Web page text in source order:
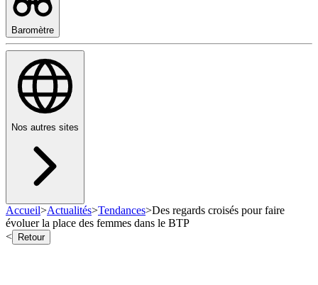
Baromètre
Nos autres sites
Accueil>Actualités>Tendances>Des regards croisés pour faire
évoluer la place des femmes dans le BTP
<
Retour